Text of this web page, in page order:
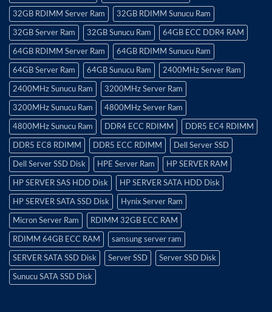
32GB RDIMM Server Ram 32GB RDIMM Sunucu Ram
32GB Server Ram 32GB Sunucu Ram 64GB ECC DDR4 RAM
64GB RDIMM Server Ram 64GB RDIMM Sunucu Ram
64GB Server Ram 64GB Sunucu Ram 2400MHz Server Ram
2400MHz Sunucu Ram 3200MHz Server Ram
3200MHz Sunucu Ram 4800MHz Server Ram
4800MHz Sunucu Ram DDR4 ECC RDIMM DDR5 EC4 RDIMM
DDR5 EC8 RDIMM DDR5 ECC RDIMM Dell Server SSD
Dell Server SSD Disk HPE Server Ram HP SERVER RAM
HP SERVER SAS HDD Disk HP SERVER SATA HDD Disk
HP SERVER SATA SSD Disk Hynix Server Ram
Micron Server Ram RDIMM 32GB ECC RAM
RDIMM 64GB ECC RAM samsung server ram
SERVER SATA SSD Disk Server SSD Server SSD Disk
Sunucu SATA SSD Disk